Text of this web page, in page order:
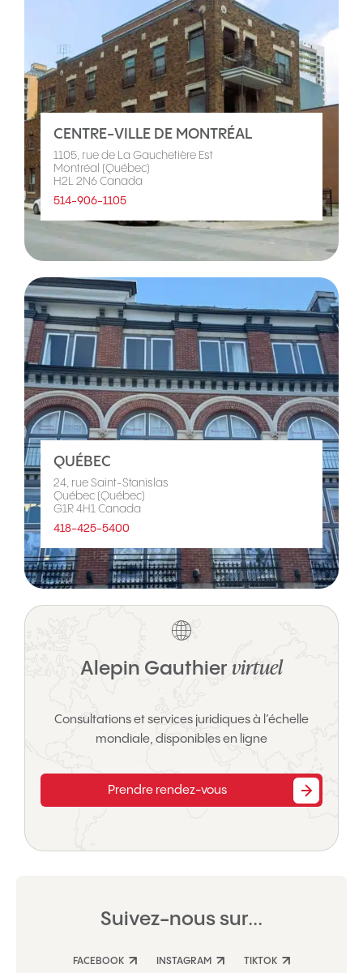
CENTRE-VILLE DE MONTRÉAL
1105, rue de La Gauchetière Est
Montréal (Québec)
H2L 2N6 Canada
514-906-1105
QUÉBEC
24, rue Saint-Stanislas
Québec (Québec)
G1R 4H1 Canada
418-425-5400
Alepin Gauthier virtuel
Consultations et services juridiques à l’échelle
mondiale, disponibles en ligne
Prendre rendez-vous
Suivez-nous sur...
FACEBOOK INSTAGRAM TIKTOK